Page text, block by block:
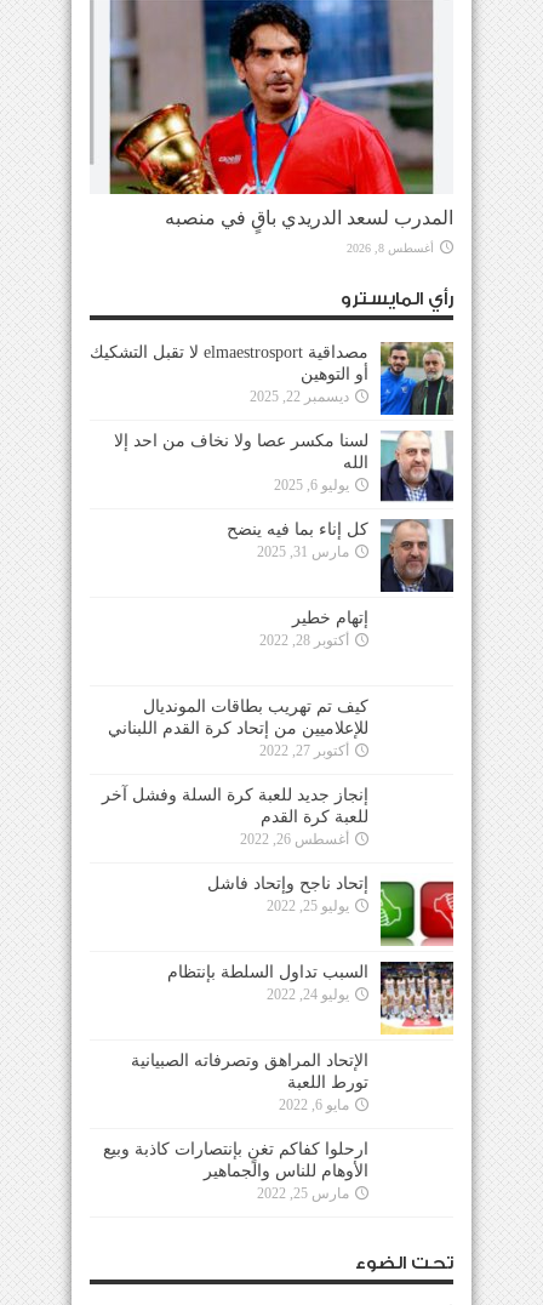
المدرب لسعد الدريدي باقٍ في منصبه
أغسطس 8, 2026
رأي المايسترو
مصداقية elmaestrosport لا تقبل التشكيك
أو التوهين
ديسمبر 22, 2025
لسنا مكسر عصا ولا نخاف من احد إلا
الله
يوليو 6, 2025
كل إناء بما فيه ينضح
مارس 31, 2025
إتهام خطير
أكتوبر 28, 2022
كيف تم تهريب بطاقات المونديال
للإعلاميين من إتحاد كرة القدم اللبناني
أكتوبر 27, 2022
إنجاز جديد للعبة كرة السلة وفشل آخر
للعبة كرة القدم
أغسطس 26, 2022
إتحاد ناجح وإتحاد فاشل
يوليو 25, 2022
السبب تداول السلطة بإنتظام
يوليو 24, 2022
الإتحاد المراهق وتصرفاته الصبيانية
تورط اللعبة
مايو 6, 2022
ارحلوا كفاكم تغنٍ بإنتصارات كاذبة وبيع
الأوهام للناس والجماهير
مارس 25, 2022
تحت الضوء